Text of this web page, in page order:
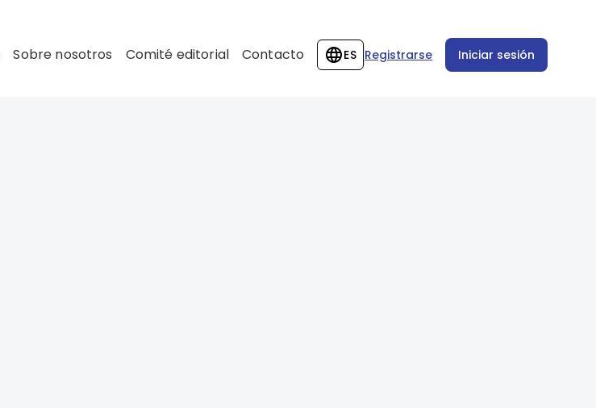
Sobre nosotros Comité editorial Contacto ES Registrarse Iniciar sesión